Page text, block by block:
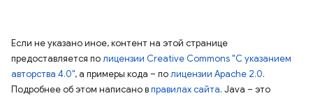
Если не указано иное, контент на этой странице
предоставляется полицензии Creative Commons "С указанием
авторства 4.0", а примеры кода – полицензии Apache 2.0.
Подробнее об этом написано вправилах сайта. Java – это